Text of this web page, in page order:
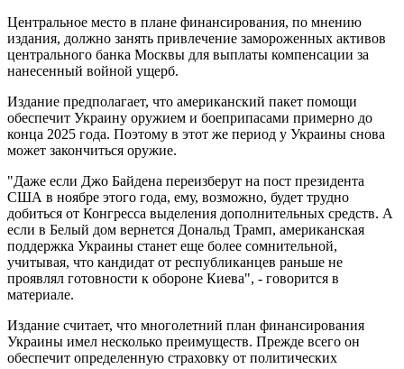
Центральное место в плане финансирования, по мнению
издания, должно занять привлечение замороженных активов
центрального банка Москвы для выплаты компенсации за
нанесенный войной ущерб.
Издание предполагает, что американский пакет помощи
обеспечит Украину оружием и боеприпасами примерно до
конца 2025 года. Поэтому в этот же период у Украины снова
может закончиться оружие.
"Даже если Джо Байдена переизберут на пост президента
США в ноябре этого года, ему, возможно, будет трудно
добиться от Конгресса выделения дополнительных средств. А
если в Белый дом вернется Дональд Трамп, американская
поддержка Украины станет еще более сомнительной,
учитывая, что кандидат от республиканцев раньше не
проявлял готовности к обороне Киева", - говорится в
материале.
Издание считает, что многолетний план финансирования
Украины имел несколько преимуществ. Прежде всего он
обеспечит определенную страховку от политических